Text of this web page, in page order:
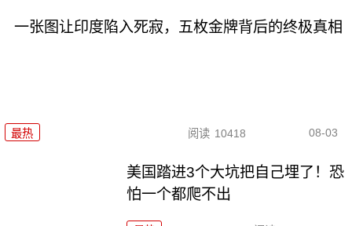
一张图让印度陷入死寂，五枚金牌背后的终极真相
最热 阅读 10418 08-03
美国踏进3个大坑把自己埋了！恐
怕一个都爬不出